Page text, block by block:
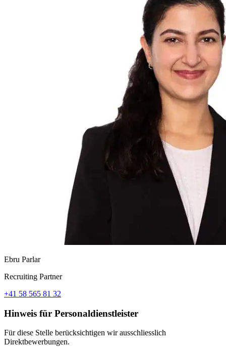
Ebru Parlar
Recruiting Partner
+41 58 565 81 32
Hinweis für Personaldienstleister
Für diese Stelle berücksichtigen wir ausschliesslich
Direktbewerbungen.